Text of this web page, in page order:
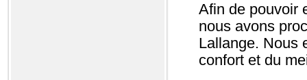
Afin de pouvoir
nous avons
Lallange. Nous
confort et du